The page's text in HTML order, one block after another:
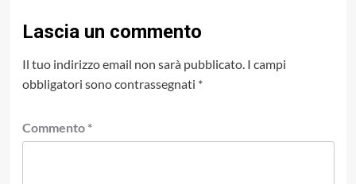
Lascia un commento
Il tuo indirizzo email non sarà pubblicato. I campi
obbligatori sono contrassegnati *
Commento *